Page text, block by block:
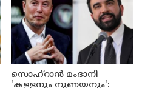
സൊഹ്റാൻ മംദാനി
'കള്ളനും നുണയനും':